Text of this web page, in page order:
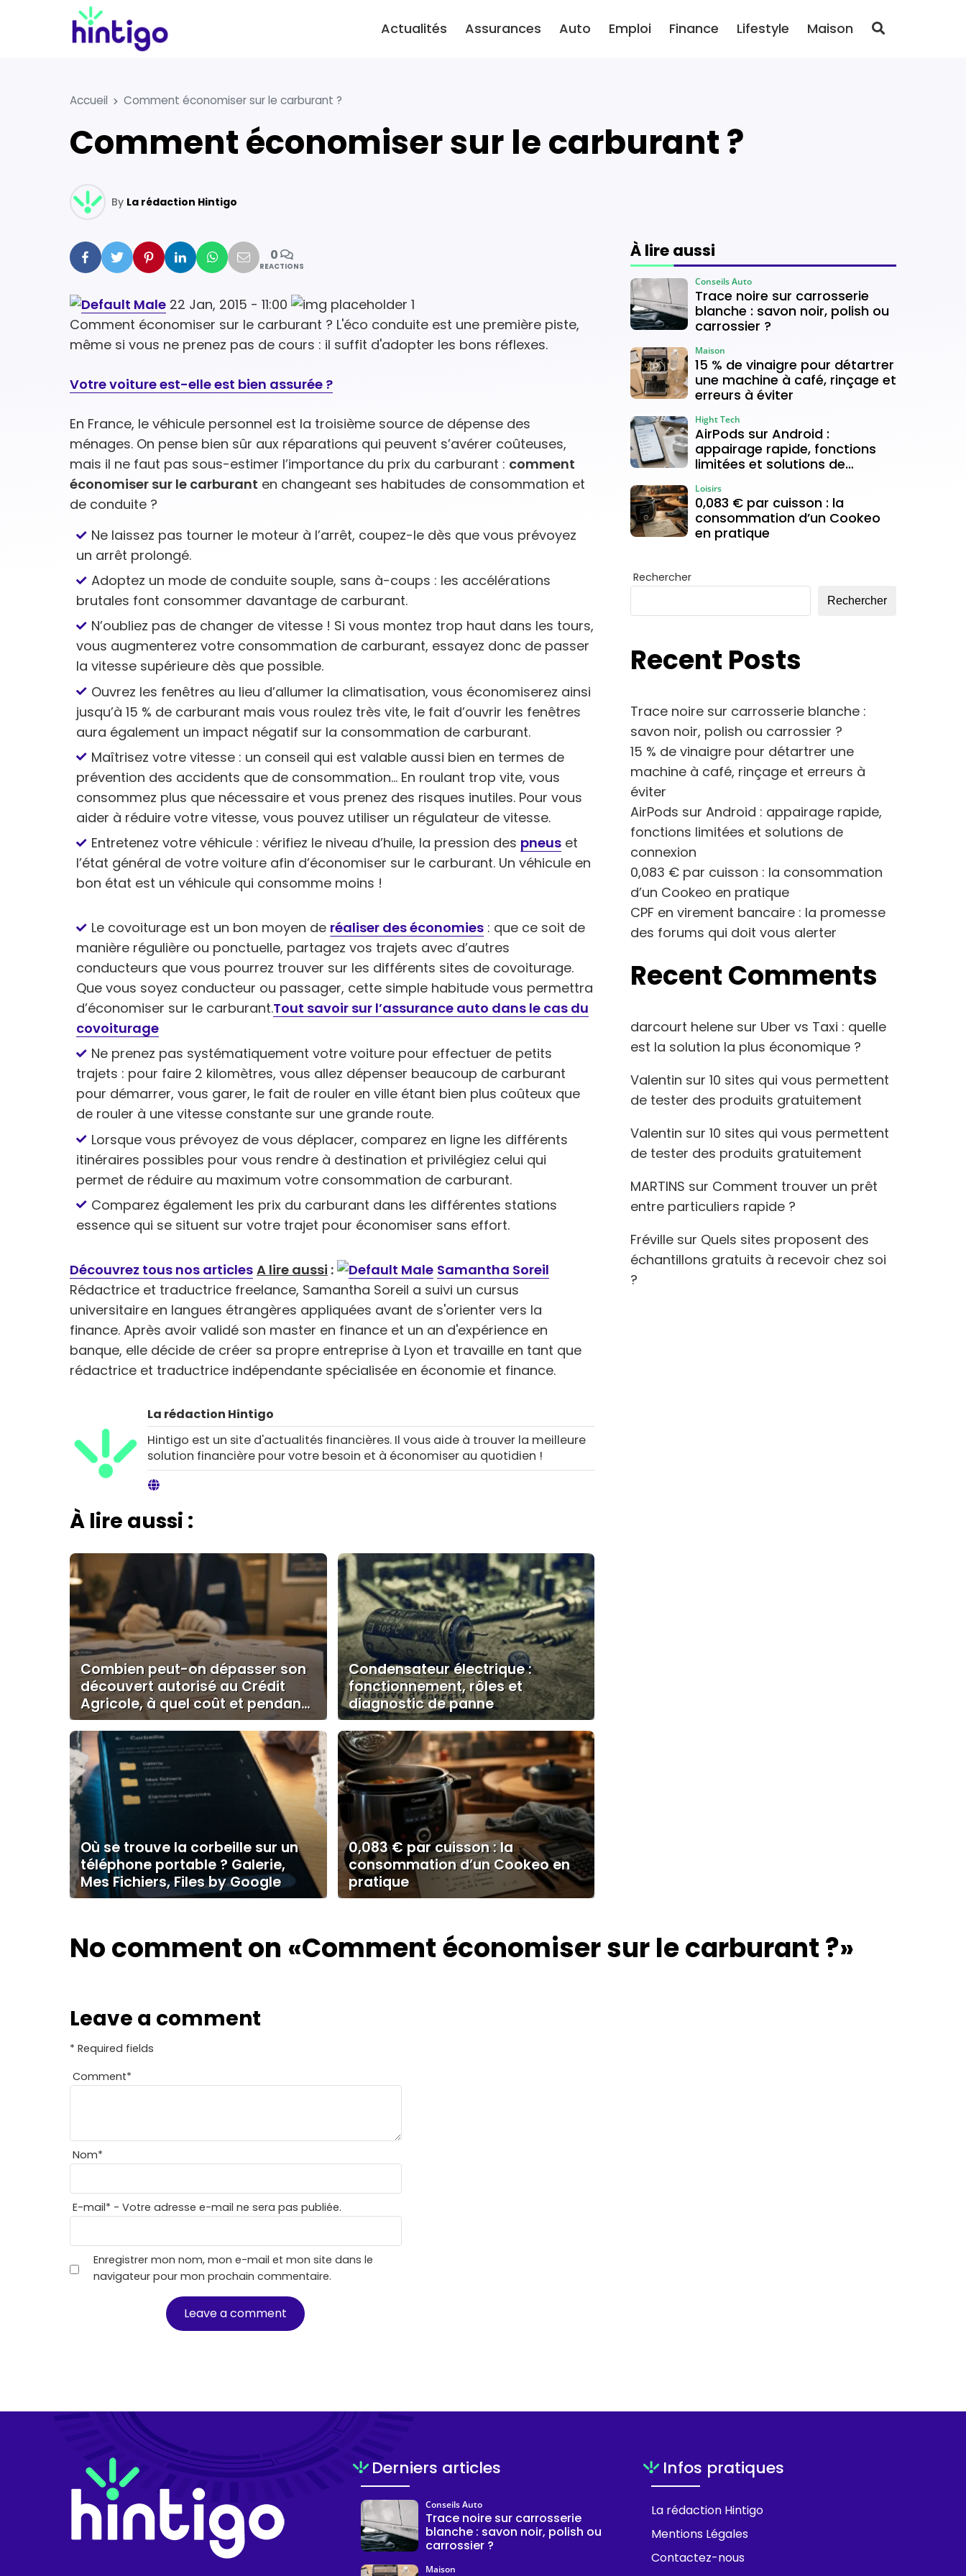
Actualités Assurances Auto Emploi Finance Lifestyle Maison
Accueil Comment économiser sur le carburant ?
Comment économiser sur le carburant ?
By La rédaction Hintigo
Facebook
Twitter PinterestLinkedinWhatsapp
Mail0
REACTIONS
22 Jan, 2015 - 11:00
Comment économiser sur le carburant ? L'éco conduite est une première piste,
même si vous ne prenez pas de cours : il suffit d'adopter les bons réflexes.
Votre voiture est-elle est bien assurée ?
En France, le véhicule personnel est la troisième source de dépense des
ménages. On pense bien sûr aux réparations qui peuvent s’avérer coûteuses,
mais il ne faut pas sous-estimer l’importance du prix du carburant : comment
économiser sur le carburant en changeant ses habitudes de consommation et
de conduite ?
Ne laissez pas tourner le moteur à l’arrêt, coupez-le dès que vous prévoyez
un arrêt prolongé.
Adoptez un mode de conduite souple, sans à-coups : les accélérations
brutales font consommer davantage de carburant.
N’oubliez pas de changer de vitesse ! Si vous montez trop haut dans les tours,
vous augmenterez votre consommation de carburant, essayez donc de passer
la vitesse supérieure dès que possible.
Ouvrez les fenêtres au lieu d’allumer la climatisation, vous économiserez ainsi
jusqu’à 15 % de carburant mais vous roulez très vite, le fait d’ouvrir les fenêtres
aura également un impact négatif sur la consommation de carburant.
Maîtrisez votre vitesse : un conseil qui est valable aussi bien en termes de
prévention des accidents que de consommation… En roulant trop vite, vous
consommez plus que nécessaire et vous prenez des risques inutiles. Pour vous
aider à réduire votre vitesse, vous pouvez utiliser un régulateur de vitesse.
Entretenez votre véhicule : vérifiez le niveau d’huile, la pression des pneus et
l’état général de votre voiture afin d’économiser sur le carburant. Un véhicule en
bon état est un véhicule qui consomme moins !
Le covoiturage est un bon moyen de réaliser des économies : que ce soit de
manière régulière ou ponctuelle, partagez vos trajets avec d’autres
conducteurs que vous pourrez trouver sur les différents sites de covoiturage.
Que vous soyez conducteur ou passager, cette simple habitude vous permettra
d’économiser sur le carburant.Tout savoir sur l’assurance auto dans le cas du
covoiturage
Ne prenez pas systématiquement votre voiture pour effectuer de petits
trajets : pour faire 2 kilomètres, vous allez dépenser beaucoup de carburant
pour démarrer, vous garer, le fait de rouler en ville étant bien plus coûteux que
de rouler à une vitesse constante sur une grande route.
Lorsque vous prévoyez de vous déplacer, comparez en ligne les différents
itinéraires possibles pour vous rendre à destination et privilégiez celui qui
permet de réduire au maximum votre consommation de carburant.
Comparez également les prix du carburant dans les différentes stations
essence qui se situent sur votre trajet pour économiser sans effort.
Découvrez tous nos articles A lire aussi :
Samantha Soreil
Rédactrice et traductrice freelance, Samantha Soreil a suivi un cursus
universitaire en langues étrangères appliquées avant de s'orienter vers la
finance. Après avoir validé son master en finance et un an d'expérience en
banque, elle décide de créer sa propre entreprise à Lyon et travaille en tant que
rédactrice et traductrice indépendante spécialisée en économie et finance.
La rédaction Hintigo
Hintigo est un site d'actualités financières. Il vous aide à trouver la meilleure
solution financière pour votre besoin et à économiser au quotidien !
À lire aussi :
Combien peut-on dépasser son
découvert autorisé au Crédit
Agricole, à quel coût et pendant
combien de temps ?
Condensateur électrique :
fonctionnement, rôles et
diagnostic de panne
Où se trouve la corbeille sur un
téléphone portable ? Galerie,
Mes Fichiers, Files by Google
0,083 € par cuisson : la
consommation d’un Cookeo en
pratique
À lire aussi
Trace noire sur carrosserie
blanche : savon noir, polish ou
carrossier ?
Conseils Auto
15 % de vinaigre pour détartrer
une machine à café, rinçage et
erreurs à éviter
Maison
AirPods sur Android :
appairage rapide, fonctions
limitées et solutions de
Hight Tech
0,083 € par cuisson : la
consommation d’un Cookeo
en pratique
Loisirs
Rechercher
Rechercher
Recent Posts
Trace noire sur carrosserie blanche :
savon noir, polish ou carrossier ?
15 % de vinaigre pour détartrer une
machine à café, rinçage et erreurs à
éviter
AirPods sur Android : appairage rapide,
fonctions limitées et solutions de
connexion
0,083 € par cuisson : la consommation
d’un Cookeo en pratique
CPF en virement bancaire : la promesse
des forums qui doit vous alerter
Recent Comments
darcourt helene sur Uber vs Taxi : quelle
est la solution la plus économique ?
Valentin sur 10 sites qui vous permettent
de tester des produits gratuitement
Valentin sur 10 sites qui vous permettent
de tester des produits gratuitement
MARTINS sur Comment trouver un prêt
entre particuliers rapide ?
Fréville sur Quels sites proposent des
échantillons gratuits à recevoir chez soi
?
No comment on «Comment économiser sur le carburant ?»
Leave a comment
* Required fields
Comment*
Nom*
E-mail* - Votre adresse e-mail ne sera pas publiée.
Enregistrer mon nom, mon e-mail et mon site dans le
navigateur pour mon prochain commentaire.
Derniers articles
Trace noire sur carrosserie
blanche : savon noir, polish ou
carrossier ?
Conseils Auto
Maison
Infos pratiques
La rédaction Hintigo
Mentions Légales
Contactez-nous